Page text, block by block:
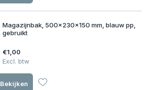
Magazijnbak, 500x230x150 mm, blauw pp,
gebruikt
€1,00
Excl. btw
Bekijken